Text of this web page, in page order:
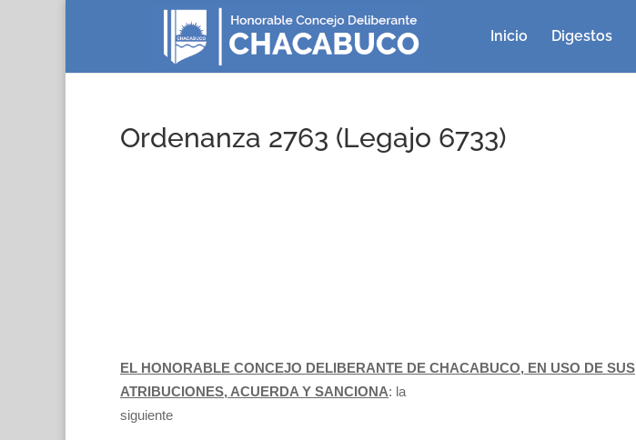
Inicio Digestos
Ordenanza 2763 (Legajo 6733)
EL HONORABLE CONCEJO DELIBERANTE DE CHACABUCO, EN USO DE SUS
ATRIBUCIONES, ACUERDA Y SANCIONA: la
siguiente